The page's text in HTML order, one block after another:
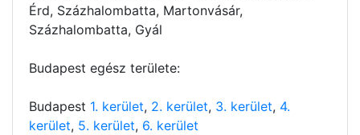
Érd, Százhalombatta, Martonvásár,
Százhalombatta, Gyál
Budapest egész területe:
Budapest 1. kerület, 2. kerület, 3. kerület, 4.
kerület, 5. kerület, 6. kerület